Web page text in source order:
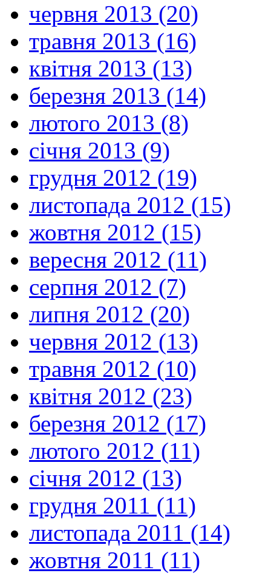
червня 2013 (20)
травня 2013 (16)
квітня 2013 (13)
березня 2013 (14)
лютого 2013 (8)
січня 2013 (9)
грудня 2012 (19)
листопада 2012 (15)
жовтня 2012 (15)
вересня 2012 (11)
серпня 2012 (7)
липня 2012 (20)
червня 2012 (13)
травня 2012 (10)
квітня 2012 (23)
березня 2012 (17)
лютого 2012 (11)
січня 2012 (13)
грудня 2011 (11)
листопада 2011 (14)
жовтня 2011 (11)